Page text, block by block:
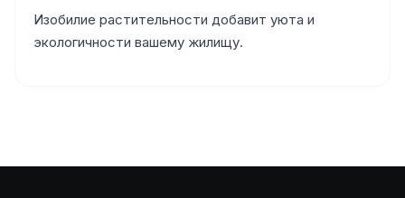
Изобилие растительности добавит уюта и
экологичности вашему жилищу.